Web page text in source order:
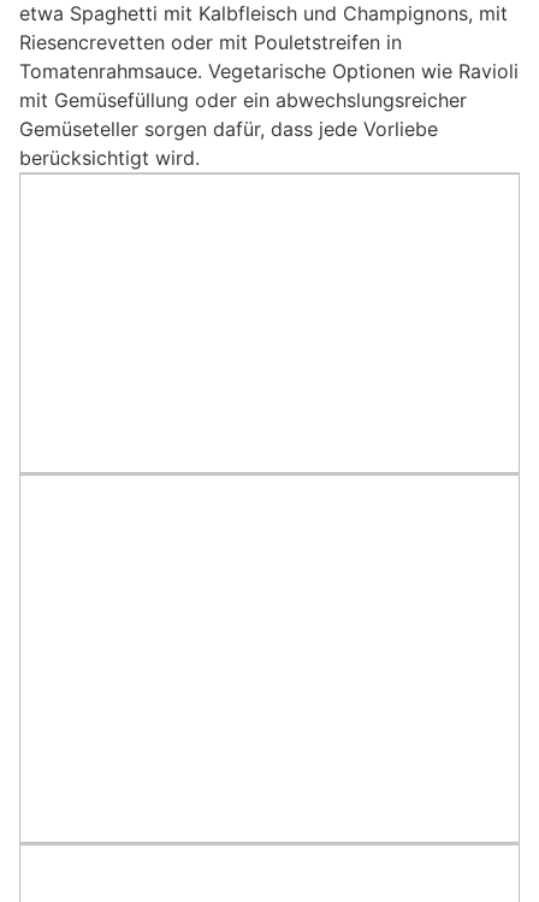
etwa Spaghetti mit Kalbfleisch und Champignons, mit
Riesencrevetten oder mit Pouletstreifen in
Tomatenrahmsauce. Vegetarische Optionen wie Ravioli
mit Gemüsefüllung oder ein abwechslungsreicher
Gemüseteller sorgen dafür, dass jede Vorliebe
berücksichtigt wird.